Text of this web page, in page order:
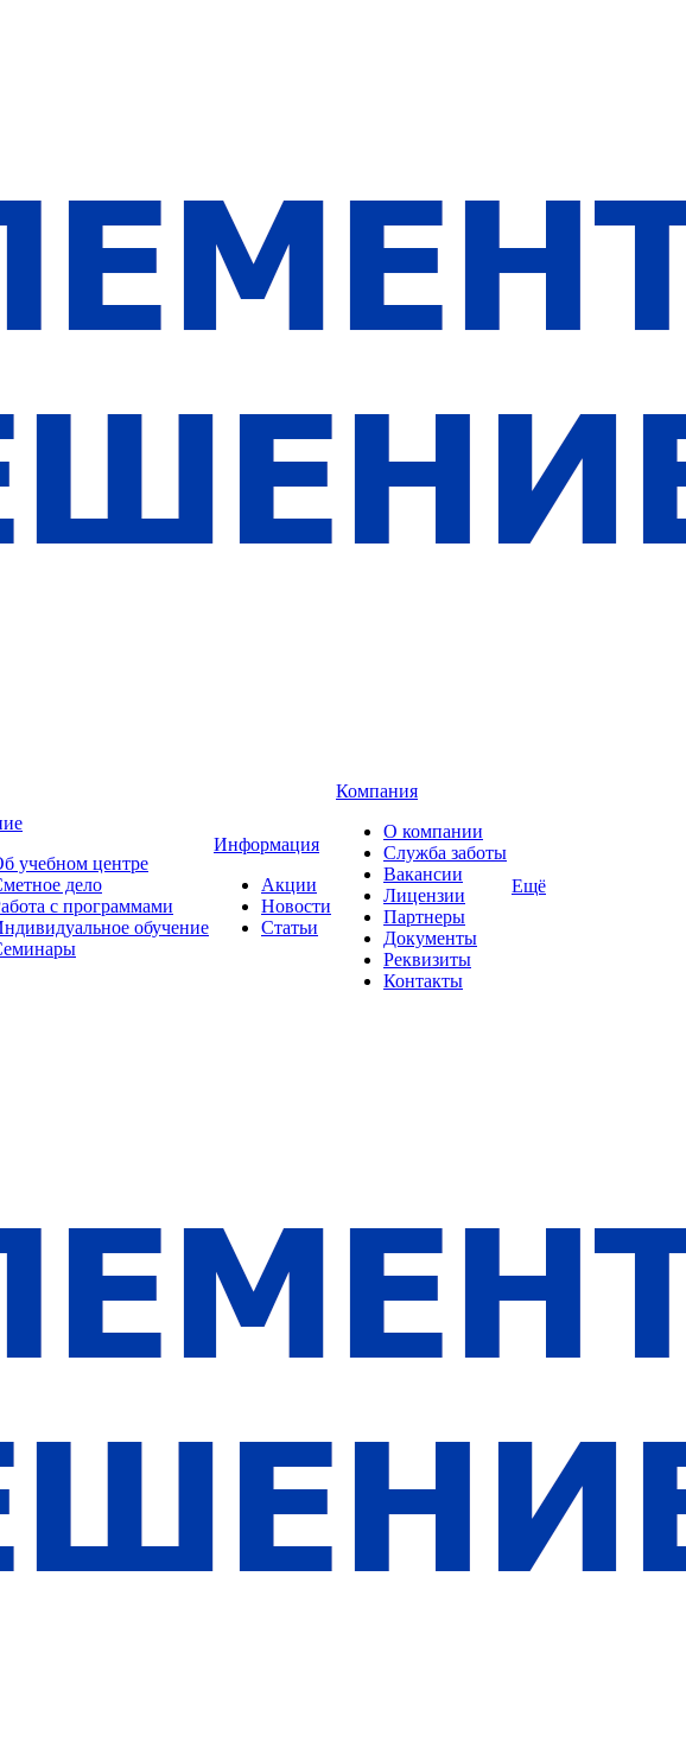
учебном центре
дело
с программами
обучение
Информация
Акции
Новости
Статьи
Компания
О компании
Служба заботы
Вакансии
Лицензии
Партнеры
Документы
Реквизиты
Контакты
Ещё